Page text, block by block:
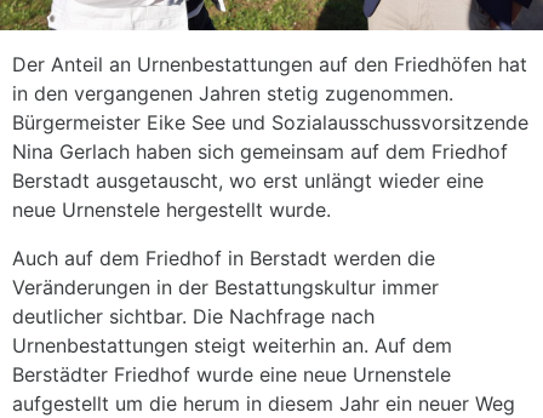
Der Anteil an Urnenbestattungen auf den Friedhöfen hat
in den vergangenen Jahren stetig zugenommen.
Bürgermeister Eike See und Sozialausschussvorsitzende
Nina Gerlach haben sich gemeinsam auf dem Friedhof
Berstadt ausgetauscht, wo erst unlängt wieder eine
neue Urnenstele hergestellt wurde.
Auch auf dem Friedhof in Berstadt werden die
Veränderungen in der Bestattungskultur immer
deutlicher sichtbar. Die Nachfrage nach
Urnenbestattungen steigt weiterhin an. Auf dem
Berstädter Friedhof wurde eine neue Urnenstele
aufgestellt um die herum in diesem Jahr ein neuer Weg